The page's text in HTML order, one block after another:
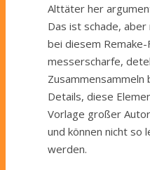
Alttäter her
Das ist schade,
bei diesem
messerscharfe,
Zusammensammeln
Details, diese
Vorlage großer
und können nicht so
werden.